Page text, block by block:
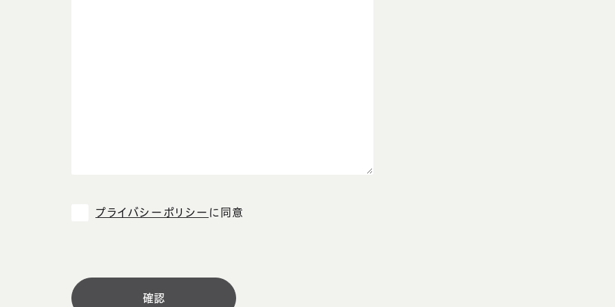
プライバシーポリシー に同意